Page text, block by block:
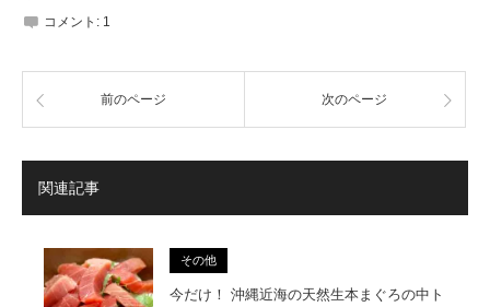
コメント: 1
前のページ 次のページ
関連記事
その他
今だけ！ 沖縄近海の天然生本まぐろの中ト